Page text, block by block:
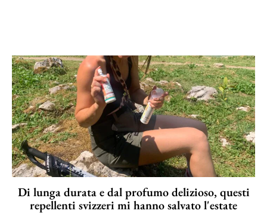
Di lunga durata e dal profumo delizioso, questi
repellenti svizzeri mi hanno salvato l'estate